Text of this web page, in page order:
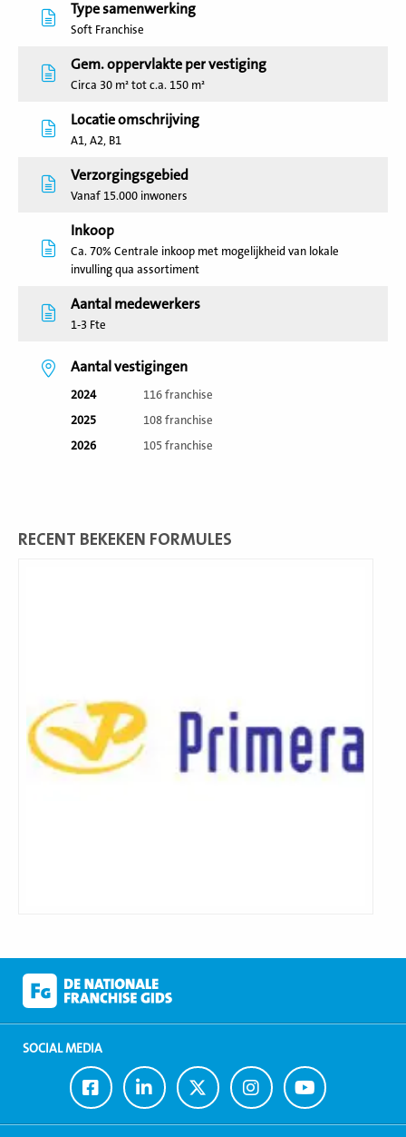
Type samenwerking
Soft Franchise
Gem. oppervlakte per vestiging
Circa 30 m² tot c.a. 150 m²
Locatie omschrijving
A1, A2, B1
Verzorgingsgebied
Vanaf 15.000 inwoners
Inkoop
Ca. 70% Centrale inkoop met mogelijkheid van lokale
invulling qua assortiment
Aantal medewerkers
1-3 Fte
Aantal vestigingen
2024
116 franchise
2025
108 franchise
2026
105 franchise
RECENT BEKEKEN FORMULES
SOCIAL MEDIA
Ga
naar
Facebook
Ga
naar
LinkedIn
Ga
naar
Twitter
Ga
naar
Instagram
Ga
naar
Youtube